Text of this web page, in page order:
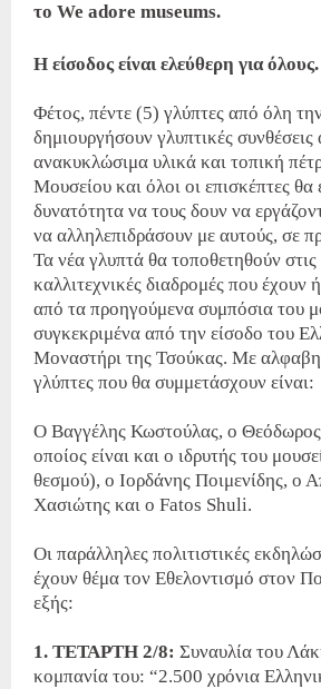
το We adore museums.
Η είσοδος είναι ελεύθερη για όλους.
Φέτος, πέντε (5) γλύπτες από όλη
δημιουργήσουν γλυπτικές συνθέσεις
ανακυκλώσιμα υλικά και τοπική
Μουσείου και όλοι οι επισκέπτες θα
δυνατότητα να τους δουν να
να αλληλεπιδράσουν με αυτούς, σε
Τα νέα γλυπτά θα τοποθετηθούν
καλλιτεχνικές διαδρομές που έχουν
από τα προηγούμενα συμπόσια του
συγκεκριμένα από την είσοδο του
Μοναστήρι της Τσούκας. Με
γλύπτες που θα συμμετάσχουν είναι:
Ο Βαγγέλης Κωστούλας, ο
οποίος είναι και ο ιδρυτής του
θεσμού), ο Ιορδάνης Ποιμενίδης, ο
Χασιώτης και ο Fatos Shuli.
Οι παράλληλες πολιτιστικές
έχουν θέμα τον Εθελοντισμό στον
εξής:
1. ΤΕΤΑΡΤΗ 2/8: Συναυλία του
κομπανία του: “2.500 χρόνια